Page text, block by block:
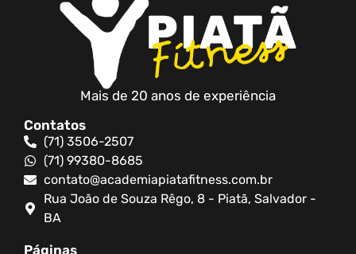
Mais de 20 anos de experiência
Contatos
(71) 3506-2507
(71) 99380-8685
contato@academiapiatafitness.com.br
Rua João de Souza Rêgo, 8 - Piatã, Salvador -
BA
Páginas